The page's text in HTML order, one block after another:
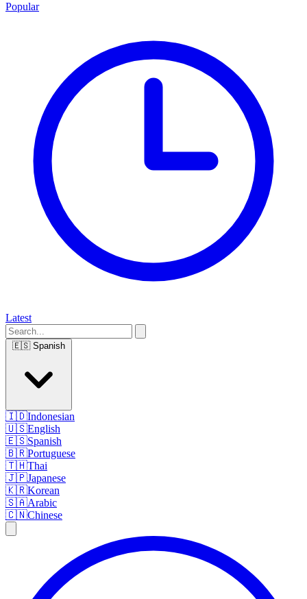
Popular
Latest
🇪🇸 Spanish
🇮🇩Indonesian
🇺🇸English
🇪🇸Spanish
🇧🇷Portuguese
🇹🇭Thai
🇯🇵Japanese
🇰🇷Korean
🇸🇦Arabic
🇨🇳Chinese